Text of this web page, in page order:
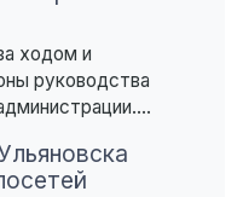
ходом и
руководства